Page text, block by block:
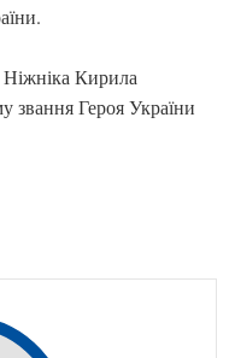
Кирила
звання Героя України